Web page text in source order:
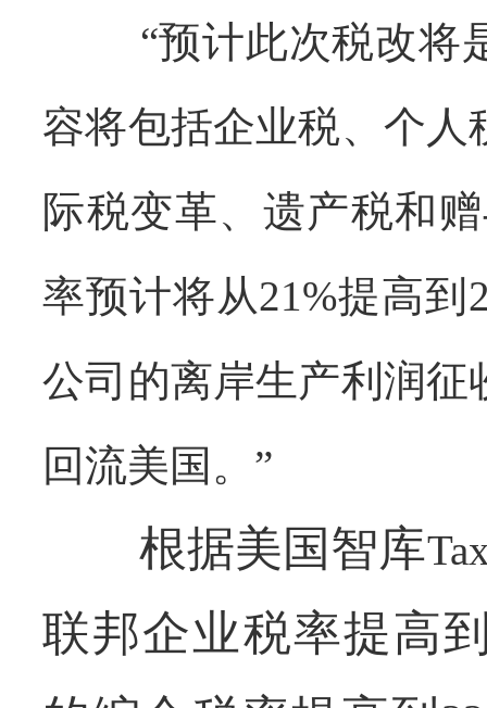
“预计此次税改将
容将包括企业税、个
际税变革、遗产税和
率预计将从21%提高到
公司的离岸生产利润
回流美国。”
根据美国智库
联邦企业税率提高